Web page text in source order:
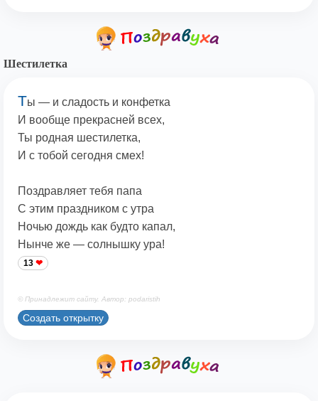
Шестилетка
Ты — и сладость и конфетка
И вообще прекрасней всех,
Ты родная шестилетка,
И с тобой сегодня смех!
Поздравляет тебя папа
С этим праздником с утра
Ночью дождь как будто капал,
Нынче же — солнышку ура!
13
© Принадлежит сайту. Автор: podaristih
Создать открытку